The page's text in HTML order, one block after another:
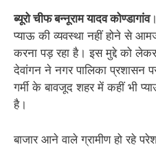
ब्यूरो चीफ बन्नूराम यादव कोण्डागांव
प्याऊ की व्यवस्था नहीं होने से
करना पड़ रहा है। इस मुद्दे को
देवांगन ने नगर पालिका प्रशासन
गर्मी के बावजूद शहर में कहीं भी
है।
बाजार आने वाले ग्रामीण हो रहे